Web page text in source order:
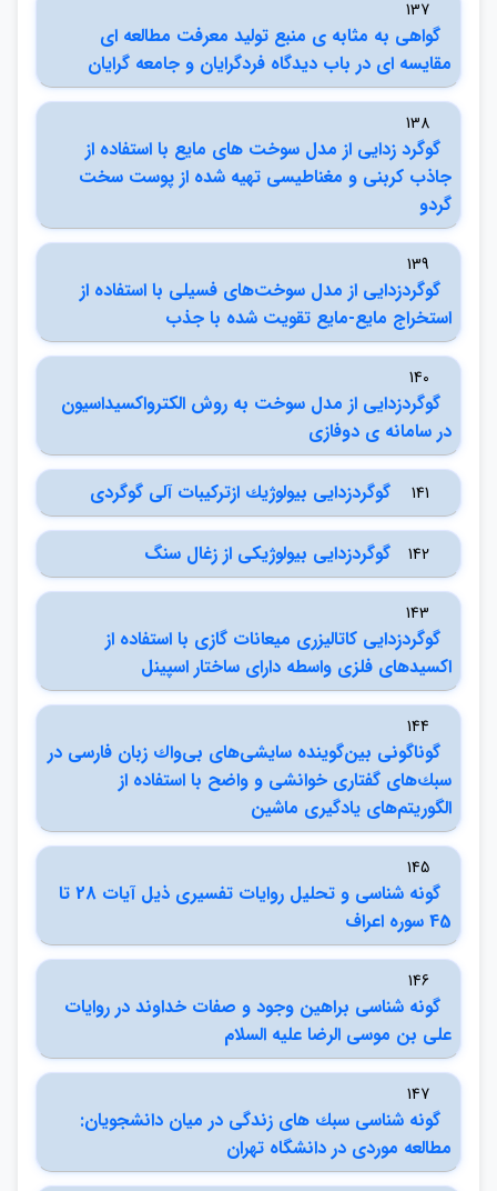
137
گواهي به مثابه ي منبع توليد معرفت مطالعه اي
مقايسه اي در باب ديدگاه فردگرايان و جامعه گرايان
138
گوگرد زدايي از مدل سوخت هاي مايع با استفاده از
جاذب كربني و مغناطيسي تهيه شده از پوست سخت
گردو
139
گوگرد‌زدايي از مدل سوخت‌هاي فسيلي با استفاده از
استخراج مايع-مايع تقويت شده با جذب
140
گوگردزدايي از مدل سوخت به روش الكترواكسيداسيون
در سامانه ي دوفازي
141 گوگردزدايي بيولوژيك ازتركيبات آلي گوگردي
142 گوگردزدايي بيولوژيكي از زغال سنگ
143
گوگردزدايي كاتاليزري ميعانات گازي با استفاده از
اكسيدهاي فلزي واسطه داراي ساختار اسپينل
144
گوناگوني بين‌گوينده سايشي‌هاي بي‌واك زبان فارسي در
سبك‌هاي گفتاري خوانشي و واضح با استفاده از
الگوريتم‌هاي يادگيري ماشين
145
گونه ‌شناسي و تحليل روايات تفسيري ذيل آيات 28 تا
45 سوره اعراف
146
گونه شناسي براهين وجود و صفات خداوند در روايات
علي بن موسي الرضا عليه السلام
147
گونه شناسي سبك هاي زندگي در ميان دانشجويان:
مطالعه موردي در دانشگاه تهران